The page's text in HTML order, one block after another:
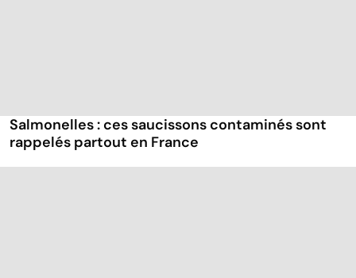
Salmonelles : ces saucissons contaminés sont
rappelés partout en France